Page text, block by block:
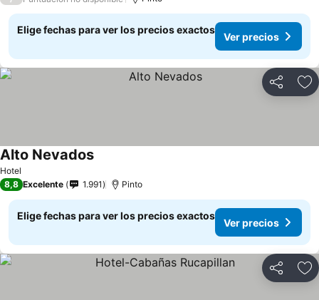
Elige fechas para ver los precios exactos
Ver precios
Compartir
Hotel
Alto Nevados
8,8 Excelente 1.991 Pinto
Elige fechas para ver los precios exactos
Ver precios
Compartir